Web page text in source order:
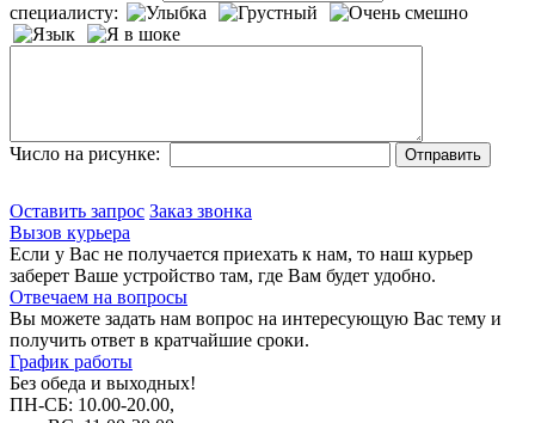
специалисту:
Число на рисунке:
Оставить запрос Заказ звонка
Вызов курьера
Если у Вас не получается приехать к нам, то наш курьер
заберет Ваше устройство там, где Вам будет удобно.
Отвечаем на вопросы
Вы можете задать нам вопрос на интересующую Вас тему и
получить ответ в кратчайшие сроки.
График работы
Без обеда и выходных!
ПН-СБ: 10.00-20.00,